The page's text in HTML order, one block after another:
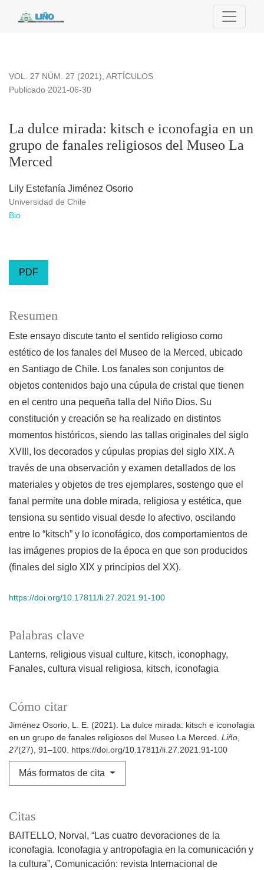
La dulce mirada: kitsch e iconofagia en un grupo de fanales
VOL. 27 NÚM. 27 (2021), ARTÍCULOS
La dulce mirada: kitsch e iconofagia en un
grupo de fanales religiosos del Museo La
Merced
Publicado 2021-06-30
Lily Estefanía Jiménez Osorio
Universidad de Chile
Bio
PDF
Palabras clave
Lanterns religious visual culture kitsch iconophagy
Fanales cultura visual religiosa kitsch iconofagia
Cómo citar
Jiménez Osorio, L. E. (2021). La dulce mirada: kitsch e iconofagia
en un grupo de fanales religiosos del Museo La Merced. Liño,
27(27), 91–100. https://doi.org/10.17811/li.27.2021.91-100
Más formatos de cita
Resumen
Este ensayo discute tanto el sentido religioso como
estético de los fanales del Museo de la Merced, ubicado
en Santiago de Chile. Los fanales son conjuntos de
objetos contenidos bajo una cúpula de cristal que tienen
en el centro una pequeña talla del Niño Dios. Su
constitución y creación se ha realizado en distintos
momentos históricos, siendo las tallas originales del siglo
XVIII, los decorados y cúpulas propias del siglo XIX. A
través de una observación y examen detallados de los
materiales y objetos de tres ejemplares, sostengo que el
fanal permite una doble mirada, religiosa y estética, que
tensiona su sentido visual desde lo afectivo, oscilando
entre lo “kitsch” y lo iconofágico, dos comportamientos de
las imágenes propios de la época en que son producidos
(finales del siglo XIX y principios del XX).
https://doi.org/10.17811/li.27.2021.91-100
Citas
BAITELLO, Norval, “Las cuatro devoraciones de la
iconofagia. Iconofagia y antropofagia en la comunicación y
la cultura”, Comunicación: revista Internacional de